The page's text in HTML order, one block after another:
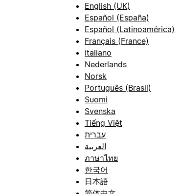
English (UK)
Español (España)
Español (Latinoamérica)
Français (France)
Italiano
Nederlands
Norsk
Português (Brasil)
Suomi
Svenska
Tiếng Việt
עברית
العربية
ภาษาไทย
한국어
日本語